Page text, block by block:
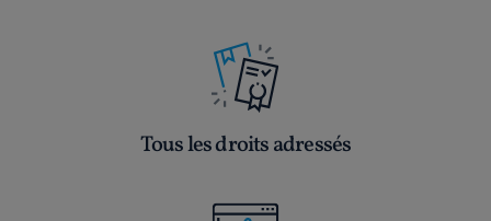
Tous les droits adressés